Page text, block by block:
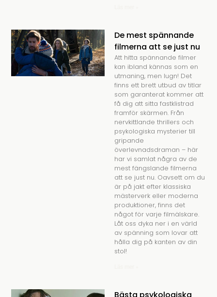
De mest spännande
filmerna att se just nu
Att hitta spännande filmer
kan ibland kännas som en
utmaning, men lugn! Det
finns ett brett utbud av titlar
som garanterat kommer att
få dig att sitta fastklistrad
framför skärmen. Från
nervkittlande thrillers och
psykologiska mysterier till
gripande
överlevnadsdraman – här
har vi samlat några av de
mest fängslande filmerna
att se just nu. Oavsett om du
är på jakt efter klassiska
mästerverk eller moderna
produktioner, finns det
något för varje filmälskare.
Låt oss dyka ner i en värld
av spänning som lovar att
hålla dig på kanten av din
stol!